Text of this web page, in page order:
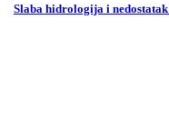
Slaba hidrologija i